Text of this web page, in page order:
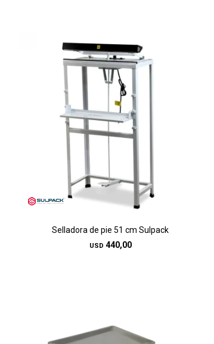
Selladora de pie 51 cm Sulpack
USD 440,00